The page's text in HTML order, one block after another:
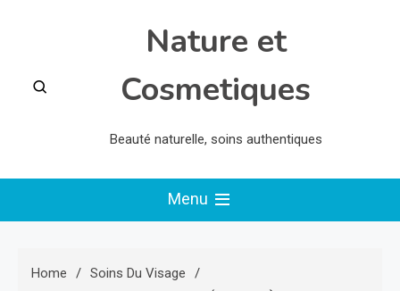
Nature et
Cosmetiques
Beauté naturelle, soins authentiques
Menu
Home
Soins Du Visage